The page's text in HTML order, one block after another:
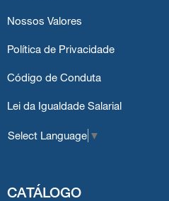
Nossos Valores
Política de Privacidade
Código de Conduta
Lei da Igualdade Salarial
Select Language ▼
CATÁLOGO